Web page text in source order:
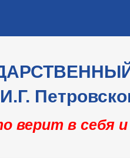
верит в себя